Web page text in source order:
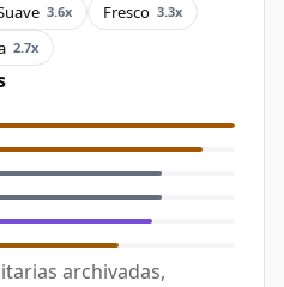
3.6x Fresco 3.3x
2.7x
archivadas,